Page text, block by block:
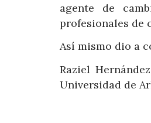
agente de
profesionales de
Así mismo dio a
Raziel
Universidad de